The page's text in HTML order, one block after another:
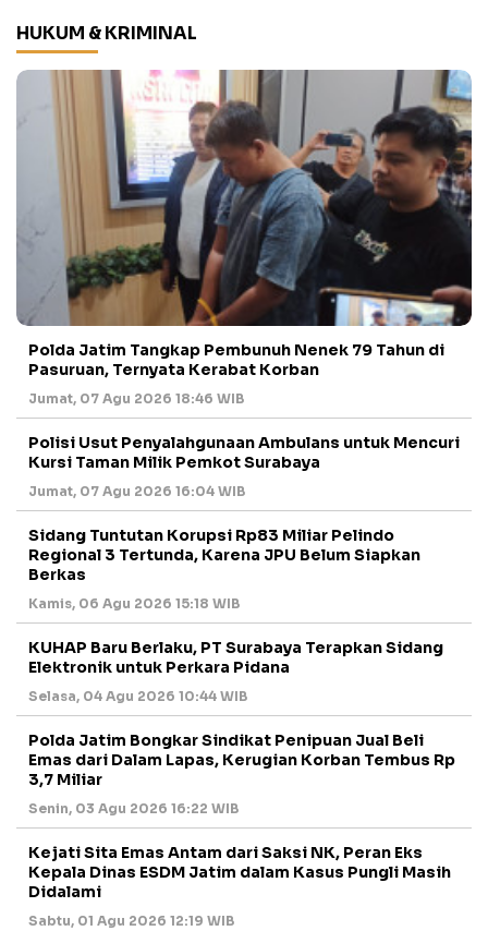
HUKUM & KRIMINAL
Polda Jatim Tangkap Pembunuh Nenek 79 Tahun di
Pasuruan, Ternyata Kerabat Korban
Jumat, 07 Agu 2026 18:46 WIB
Polisi Usut Penyalahgunaan Ambulans untuk Mencuri
Kursi Taman Milik Pemkot Surabaya
Jumat, 07 Agu 2026 16:04 WIB
Sidang Tuntutan Korupsi Rp83 Miliar Pelindo
Regional 3 Tertunda, Karena JPU Belum Siapkan
Berkas
Kamis, 06 Agu 2026 15:18 WIB
KUHAP Baru Berlaku, PT Surabaya Terapkan Sidang
Elektronik untuk Perkara Pidana
Selasa, 04 Agu 2026 10:44 WIB
Polda Jatim Bongkar Sindikat Penipuan Jual Beli
Emas dari Dalam Lapas, Kerugian Korban Tembus Rp
3,7 Miliar
Senin, 03 Agu 2026 16:22 WIB
Kejati Sita Emas Antam dari Saksi NK, Peran Eks
Kepala Dinas ESDM Jatim dalam Kasus Pungli Masih
Didalami
Sabtu, 01 Agu 2026 12:19 WIB